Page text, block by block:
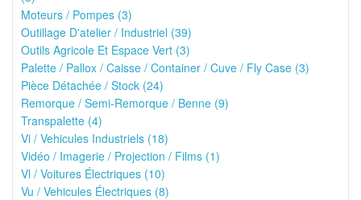
Moteurs / Pompes (3)
Outillage D'atelier / Industriel (39)
Outils Agricole Et Espace Vert (3)
Palette / Pallox / Caisse / Container / Cuve / Fly Case (3)
Pièce Détachée / Stock (24)
Remorque / Semi-Remorque / Benne (9)
Transpalette (4)
Vi / Vehicules Industriels (18)
Vidéo / Imagerie / Projection / Films (1)
Vl / Voitures Électriques (10)
Vu / Vehicules Électriques (8)